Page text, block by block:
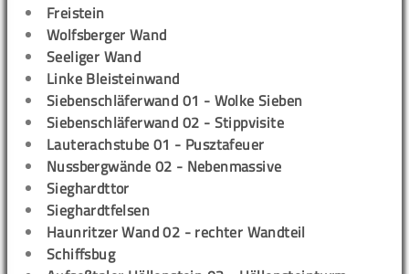
Freistein
Wolfsberger Wand
Seeliger Wand
Linke Bleisteinwand
Siebenschläferwand 01 - Wolke Sieben
Siebenschläferwand 02 - Stippvisite
Lauterachstube 01 - Pusztafeuer
Nussbergwände 02 - Nebenmassive
Sieghardttor
Sieghardtfelsen
Haunritzer Wand 02 - rechter Wandteil
Schiffsbug